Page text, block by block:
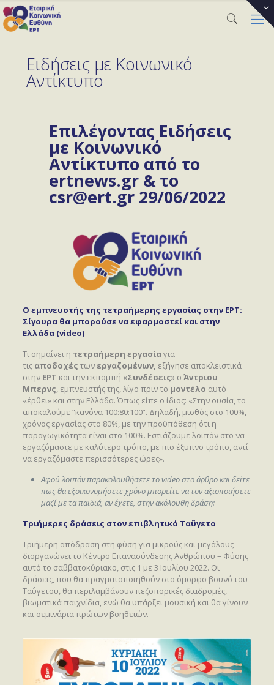
Ειδήσεις με Κοινωνικό
Αντίκτυπο
Επιλέγοντας Ειδήσεις
με Κοινωνικό
Αντίκτυπο από το
ertnews.gr & το
csr@ert.gr 29/06/2022
Ο εμπνευστής της τετραήμερης εργασίας στην ΕΡΤ:
Σίγουρα θα μπορούσε να εφαρμοστεί και στην
Ελλάδα (video)
Τι σημαίνει η τετραήμερη εργασίαγια
τις αποδοχές τωνεργαζομένων, εξήγησε αποκλειστικά
στην ΕΡΤ και την εκπομπή «Συνδέσεις» ο Άντριου
Μπερνς, εμπνευστής της, λίγο πριν το μοντέλο αυτό
«έρθει» και στην Ελλάδα. Όπως είπε ο ίδιος: «Στην ουσία, το
αποκαλούμε “κανόνα 100:80:100”. Δηλαδή, μισθός στο 100%,
χρόνος εργασίας στο 80%, με την προϋπόθεση ότι η
παραγωγικότητα είναι στο 100%. Εστιάζουμε λοιπόν στο να
εργαζόμαστε με καλύτερο τρόπο, με πιο έξυπνο τρόπο, αντί
να εργαζόμαστε περισσότερες ώρες».
Αφού λοιπόν παρακολουθήσετε το video στο άρθρο και δείτε
πως θα εξοικονομήσετε χρόνο μπορείτε να τον αξιοποιήσετε
μαζί με τα παιδιά, αν έχετε, στην ακόλουθη δράση:
Τριήμερες δράσεις στον επιβλητικό Ταΰγετο
Τριήμερη απόδραση στη φύση για μικρούς και μεγάλους
διοργανώνει το Κέντρο Επανασύνδεσης Ανθρώπου – Φύσης
αυτό το σαββατοκύριακο, στις 1 με 3 Ιουλίου 2022. Οι
δράσεις, που θα πραγματοποιηθούν στο όμορφο βουνό του
Ταΰγετου, θα περιλαμβάνουν πεζοπορικές διαδρομές,
βιωματικά παιχνίδια, ενώ θα υπάρξει μουσική και θα γίνουν
και σεμινάρια πρώτων βοηθειών.